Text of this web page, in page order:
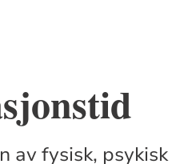
av fysisk,